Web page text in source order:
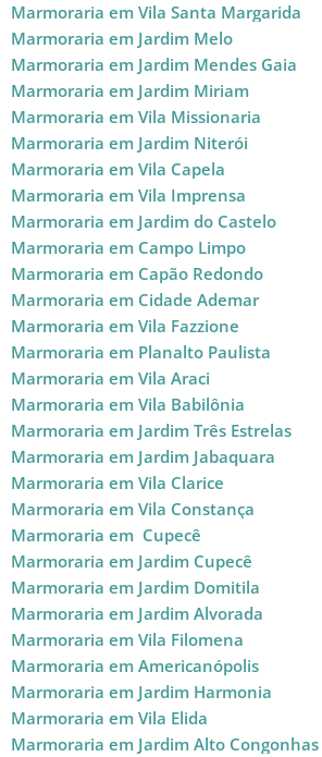
Marmoraria em Vila Santa Margarida
Marmoraria em Jardim Melo
Marmoraria em Jardim Mendes Gaia
Marmoraria em Jardim Miriam
Marmoraria em Vila Missionaria
Marmoraria em Jardim Niterói
Marmoraria em Vila Capela
Marmoraria em Vila Imprensa
Marmoraria em Jardim do Castelo
Marmoraria em Campo Limpo
Marmoraria em Capão Redondo
Marmoraria em Cidade Ademar
Marmoraria em Vila Fazzione
Marmoraria em Planalto Paulista
Marmoraria em Vila Araci
Marmoraria em Vila Babilônia
Marmoraria em Jardim Três Estrelas
Marmoraria em Jardim Jabaquara
Marmoraria em Vila Clarice
Marmoraria em Vila Constança
Marmoraria em Cupecê
Marmoraria em Jardim Cupecê
Marmoraria em Jardim Domitila
Marmoraria em Jardim Alvorada
Marmoraria em Vila Filomena
Marmoraria em Americanópolis
Marmoraria em Jardim Harmonia
Marmoraria em Vila Elida
Marmoraria em Jardim Alto Congonhas